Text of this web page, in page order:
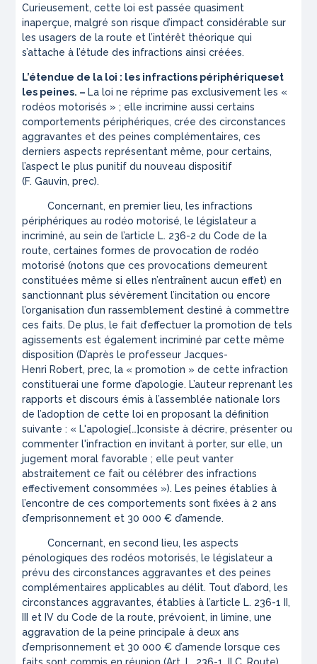
Curieusement, cette loi est passée quasiment
inaperçue, malgré son risque d’impact considérable sur
les usagers de la route et l’intérêt théorique qui
s’attache à l’étude des infractions ainsi créées.
L’étendue de la loi : les infractions périphériqueset
les peines. – La loi ne réprime pas exclusivement les «
rodéos motorisés » ; elle incrimine aussi certains
comportements périphériques, crée des circonstances
aggravantes et des peines complémentaires, ces
derniers aspects représentant même, pour certains,
l’aspect le plus punitif du nouveau dispositif
(F. Gauvin,prec).
Concernant, en premier lieu, les infractions
périphériques au rodéo motorisé, le législateur a
incriminé, au sein de l’article L. 236-2 du Code de la
route, certaines formes de provocation de rodéo
motorisé (notons que ces provocations demeurent
constituées même si elles n’entraînent aucun effet) en
sanctionnant plus sévèrement l’incitation ou encore
l’organisation d’un rassemblement destiné à commettre
ces faits. De plus, le fait d’effectuer la promotion de tels
agissements est également incriminé par cette même
disposition (D’après le professeur Jacques-
Henri Robert,prec, la « promotion » de cette infraction
constituerai une forme d’apologie. L’auteur reprenant les
rapports et discours émis à l’assemblée nationale lors
de l’adoption de cette loi en proposant la définition
suivante : « L'apologie[…]consiste à décrire, présenter ou
commenter l'infraction en invitant à porter, sur elle, un
jugement moral favorable ; elle peut vanter
abstraitement ce fait ou célébrer des infractions
effectivement consommées »). Les peines établies à
l’encontre de ces comportements sont fixées à 2 ans
d’emprisonnement et 30 000 € d’amende.
Concernant, en second lieu, les aspects
pénologiques des rodéos motorisés, le législateur a
prévu des circonstances aggravantes et des peines
complémentaires applicables au délit. Tout d’abord, les
circonstances aggravantes, établies à l’article L. 236-1 II,
III et IV du Code de la route, prévoient,in limine, une
aggravation de la peine principale à deux ans
d’emprisonnement et 30 000 € d’amende lorsque ces